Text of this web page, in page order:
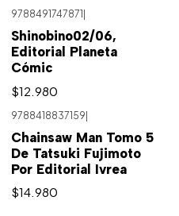
9788491747871
Shinobino02/06,
Editorial Planeta
Cómic
$12.980
9788418837159|
Chainsaw Man Tomo 5
De Tatsuki Fujimoto
Por Editorial Ivrea
$14.980